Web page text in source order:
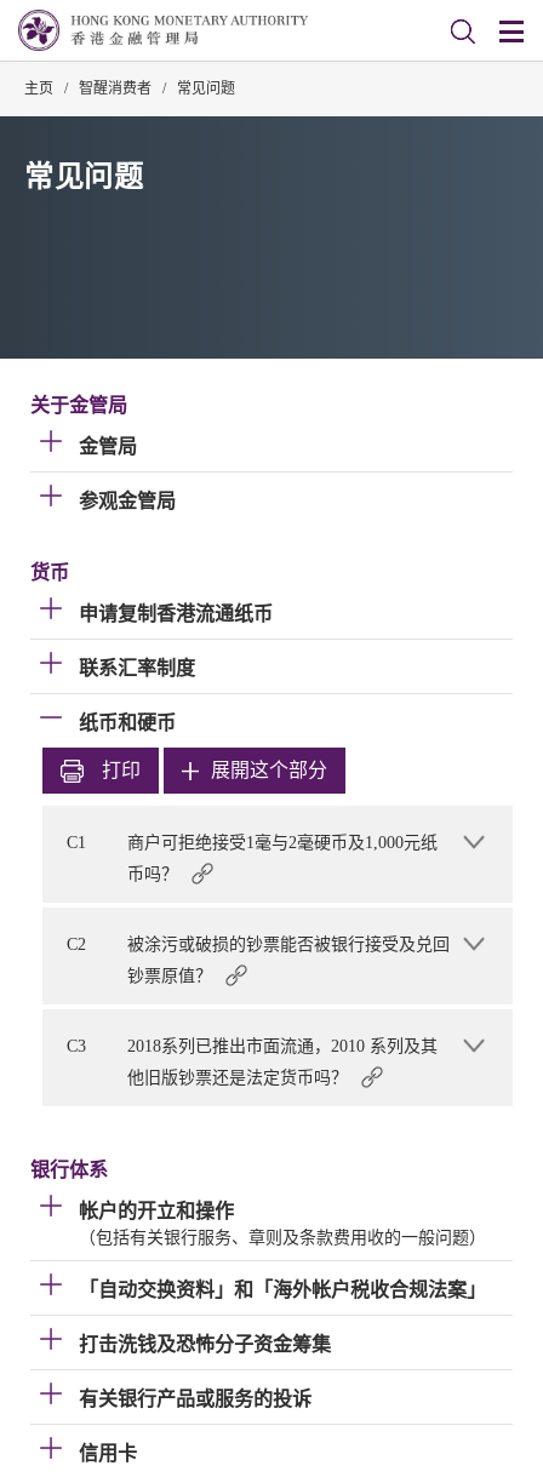
主页 / 智醒消费者 / 常见问题
常见问题
关于金管局
金管局
参观金管局
货币
申请复制香港流通纸币
联系汇率制度
纸币和硬币
打印 展開这个部分
C1
商户可拒绝接受1毫与2毫硬币及1,000元纸
币吗？
C2
被涂污或破损的钞票能否被银行接受及兑回
钞票原值？
C3
2018系列已推出市面流通，2010 系列及其
他旧版钞票还是法定货币吗？
银行体系
帐户的开立和操作
（包括有关银行服务、章则及条款费用收的一般问题）
「自动交换资料」和「海外帐户税收合规法案」
打击洗钱及恐怖分子资金筹集
有关银行产品或服务的投诉
信用卡